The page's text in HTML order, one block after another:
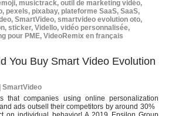
, musictrack, outil de marketing vidéo,
, pexels, pixabay, plateforme SaaS, SaaS,
, SmartVideo, smartvideo evolution oto,
, sticker, Vidello, vidéo personnalisée,
pour PME, VideoRemix en français
You Buy Smart Video Evolution
SmartVideo
that companies using online personalization
ads outsell their competitors by around 30%